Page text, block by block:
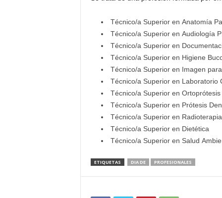
Técnico/a Superior en Anatomía
Técnico/a Superior en Audiología
Técnico/a Superior en
Técnico/a Superior en Higiene
Técnico/a Superior en Imagen
Técnico/a Superior en Laboratorio
Técnico/a Superior en
Técnico/a Superior en Prótesis
Técnico/a Superior en
Técnico/a Superior en Dietética
Técnico/a Superior en Salud
ETIQUETAS DIA DE PROFESIONALES